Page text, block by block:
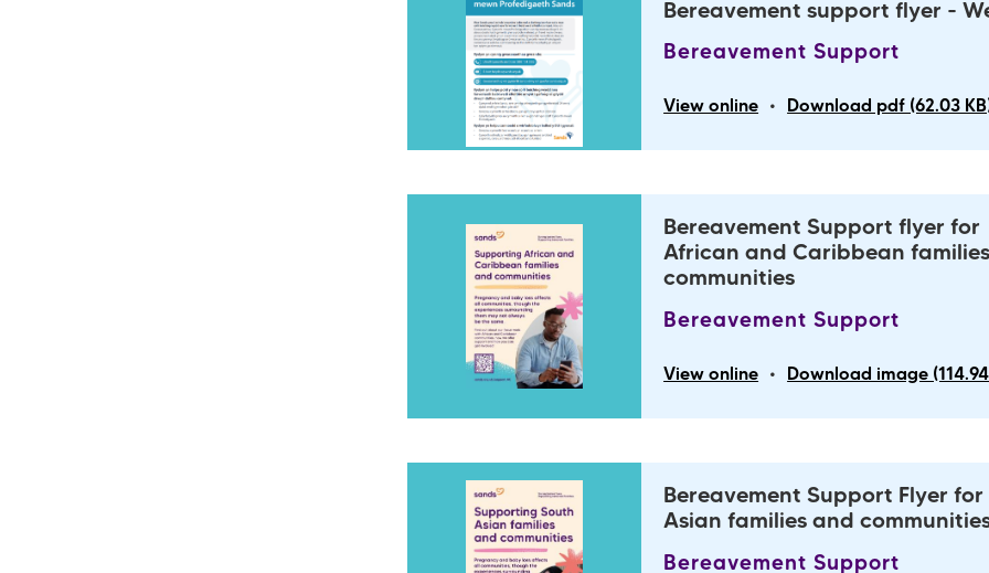
Bereavement support flyer -
Bereavement Support
View online • Download pdf (62.03
Bereavement Support flyer for
African and Caribbean
communities
Bereavement Support
View online • Download image
Bereavement Support Flyer for
Asian families and
Bereavement Support